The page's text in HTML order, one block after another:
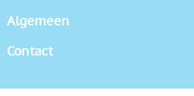
Algemeen
Contact